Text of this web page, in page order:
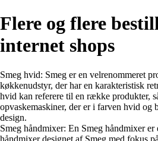
Flere og flere
internet shops
Smeg hvid: Smeg er en velrenommeret
køkkenudstyr, der har en karakteristisk
hvid kan referere til en række produkter,
opvaskemaskiner, der er i farven hvid og
design.
Smeg håndmixer: En Smeg håndmixer
håndmixer designet af Smeg med fokus